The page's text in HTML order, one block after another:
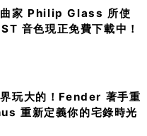
曲家 Philip Glass 所使
音色現正免費下載中！
玩大的！Fender 著手重
重新定義你的宅錄時光